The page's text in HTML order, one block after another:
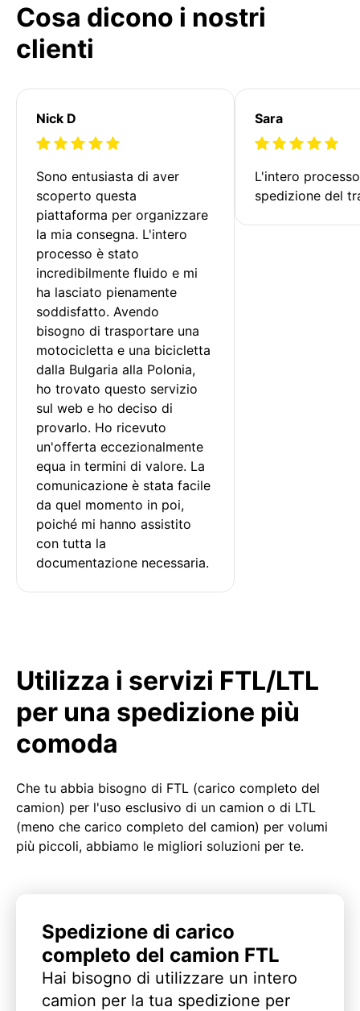
Cosa dicono i nostri
clienti
Nick D
Sono entusiasta di aver
scoperto questa
piattaforma per organizzare
la mia consegna. L'intero
processo è stato
incredibilmente fluido e mi
ha lasciato pienamente
soddisfatto. Avendo
bisogno di trasportare una
motocicletta e una bicicletta
dalla Bulgaria alla Polonia,
ho trovato questo servizio
sul web e ho deciso di
provarlo. Ho ricevuto
un'offerta eccezionalmente
equa in termini di valore. La
comunicazione è stata facile
da quel momento in poi,
poiché mi hanno assistito
con tutta la
documentazione necessaria.
Sara
L'intero
spedizione del
Utilizza i servizi FTL/LTL
per una spedizione più
comoda
Che tu abbia bisogno di FTL (carico completo del
camion) per l'uso esclusivo di un camion o di LTL
(meno che carico completo del camion) per volumi
più piccoli, abbiamo le migliori soluzioni per te.
Spedizione di carico
completo del camion FTL
Hai bisogno di utilizzare un intero
camion per la tua spedizione per